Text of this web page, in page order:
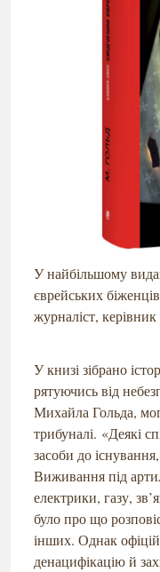
У найбільшому
єврейських
журналіст,
У книзі зібрано
рятуючись від
Михайла Гольда,
трибуналі. «Деякі
засоби до
Виживання під
електрики, газу,
було про що
інших. Однак
денацифікацію й